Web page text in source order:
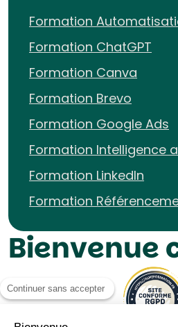
Formation
Formation ChatGPT
Formation Canva
Formation Brevo
Formation Google Ads
Formation Intelligence
Formation LinkedIn
Formation
Bienvenue
Continuer sans accepter